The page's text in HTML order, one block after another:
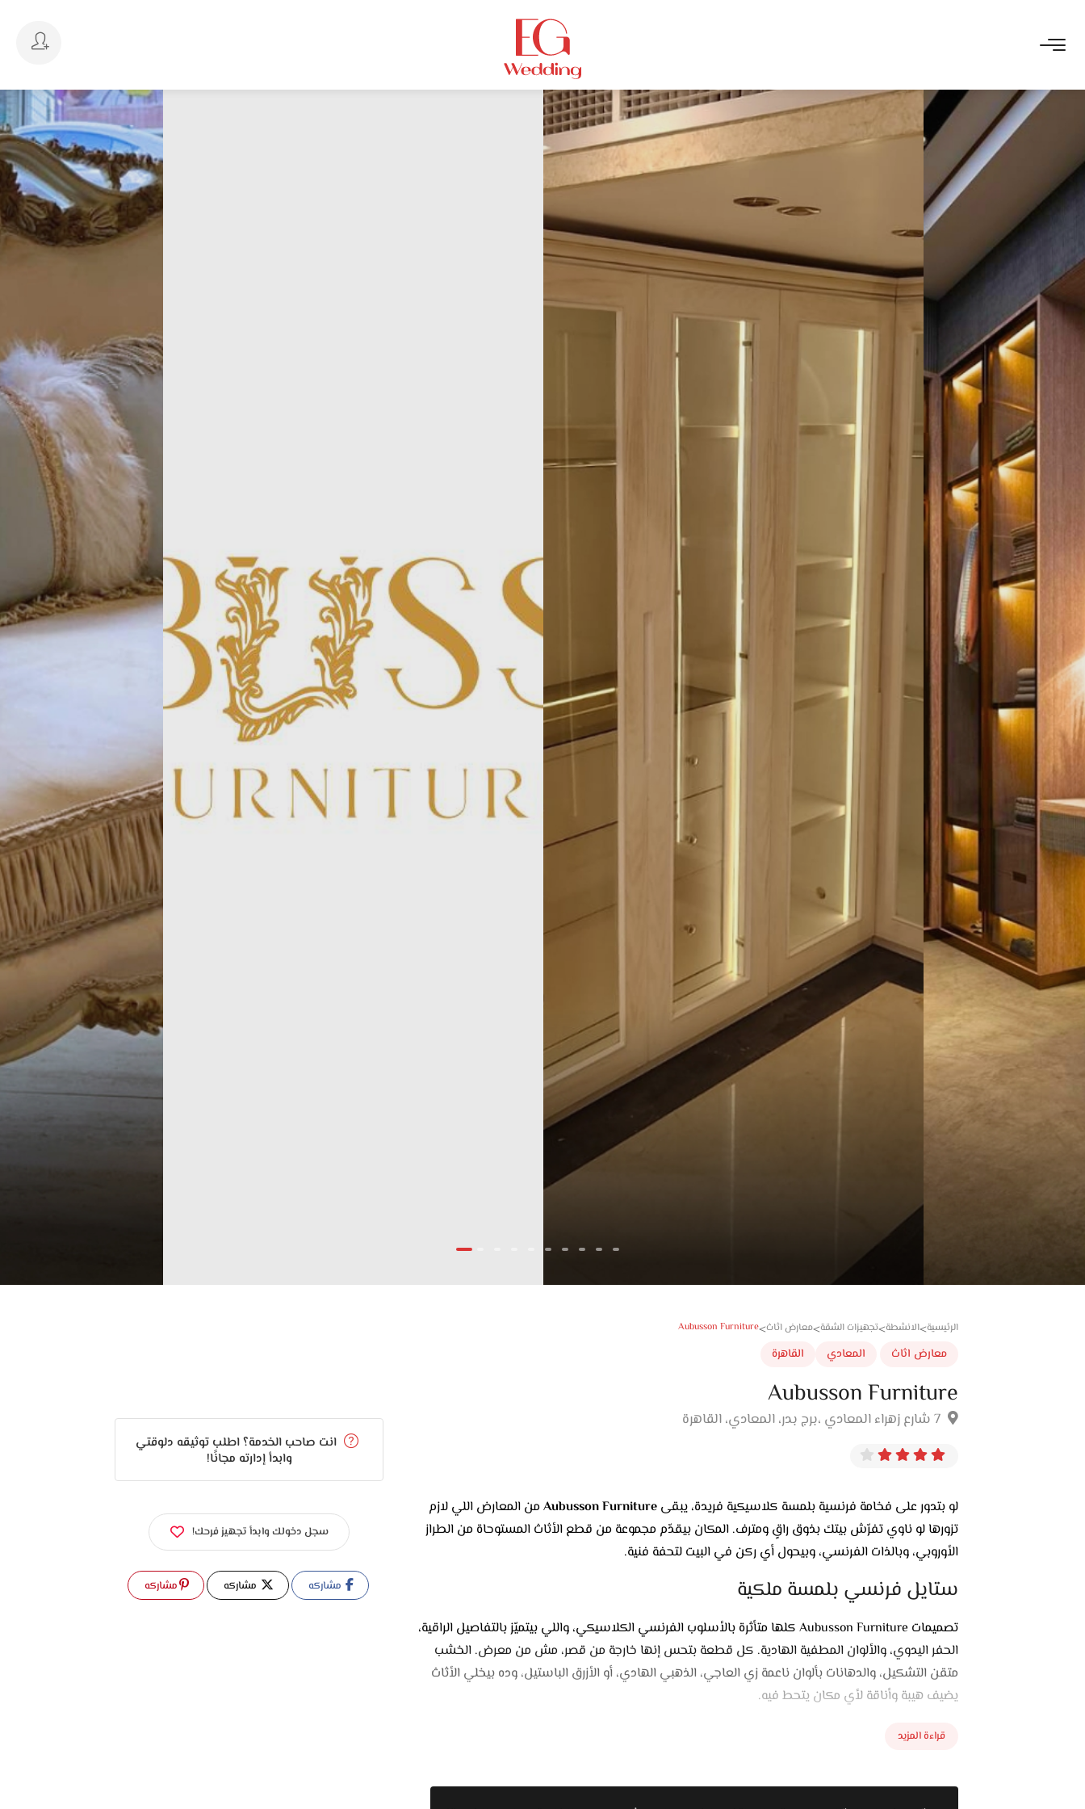
الرئيسية>الانشطة>تجهيزات الشقة>معارض اثاث>
Aubusson Furniture
معارض اثاث المعادي القاهرة
Aubusson Furniture
لو بتدور على فخامة فرنسية بلمسة كلاسيكية فريدة، يبقى Aubusson Furnitureمن المعارض اللي لازم
تزورها لو ناوي تفرّش بيتك بذوق راقٍ ومترف. المكان بيقدّم مجموعة من قطع الأثاث المستوحاة من الطراز
الأوروبي، وبالذات الفرنسي، وبيحول أي ركن في البيت لتحفة فنية.
ستايل فرنسي بلمسة ملكية
تصميمات Aubusson Furniture كلها متأثرة بالأسلوب الفرنسي الكلاسيكي، واللي بيتميّز بالتفاصيل الراقية،
الحفر اليدوي، والألوان المطفية الهادية. كل قطعة بتحس إنها خارجة من قصر، مش من معرض. الخشب
متقن التشكيل، والدهانات بألوان ناعمة زي العاجي، الذهبي الهادي، أو الأزرق الباستيل، وده بيخلي الأثاث
يضيف هيبة وأناقة لأي مكان يتحط فيه.
غرف النوم
والدولايب فيها تفاصيل يدوية وشغل راقي. كمان التسريحات والكومودينات معمولين بشكل متكامل مع
قراءة المزيد
انت صاحب الخدمة؟ اطلب توثيقه دلوقتي
وابدأ إدارته مجانًا!
سجل دخولك وابدأ تجهيز فرحك!
مشاركه مشاركه مشاركه